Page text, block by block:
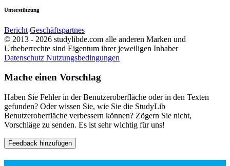
Unterstützung
Bericht Geschäftspartnes
© 2013 - 2026 studylibde.com alle anderen Marken und
Urheberrechte sind Eigentum ihrer jeweiligen Inhaber
Datenschutz Nutzungsbedingungen
Mache einen Vorschlag
Haben Sie Fehler in der Benutzeroberfläche oder in den Texten
gefunden? Oder wissen Sie, wie Sie die StudyLib
Benutzeroberfläche verbessern können? Zögern Sie nicht,
Vorschläge zu senden. Es ist sehr wichtig für uns!
Feedback hinzufügen